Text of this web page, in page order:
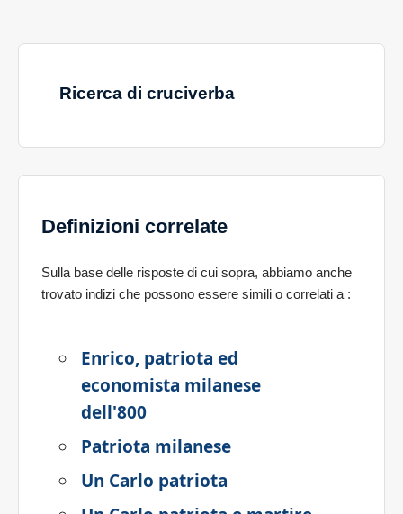
Ricerca di cruciverba
Definizioni correlate
Sulla base delle risposte di cui sopra, abbiamo anche
trovato indizi che possono essere simili o correlati a :
Enrico, patriota ed
economista milanese
dell'800
Patriota milanese
Un Carlo patriota